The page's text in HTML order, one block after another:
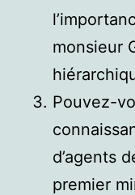
monsieur
Pouvez-
d’agents
premier